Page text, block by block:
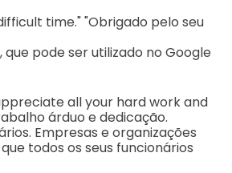
time." "Obrigado pelo seu
pode ser utilizado no Google
all your hard work and
árduo e dedicação.
Empresas e organizações
todos os seus funcionários